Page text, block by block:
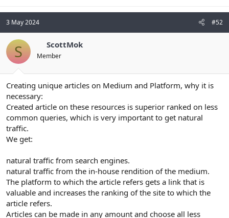
3 May 2024 #52
S ScottMok
Member
Creating unique articles on Medium and Platform, why it is
necessary:
Created article on these resources is superior ranked on less
common queries, which is very important to get natural
traffic.
We get:
natural traffic from search engines.
natural traffic from the in-house rendition of the medium.
The platform to which the article refers gets a link that is
valuable and increases the ranking of the site to which the
article refers.
Articles can be made in any amount and choose all less